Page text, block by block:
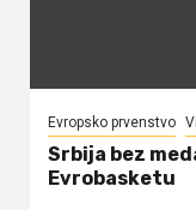
Evropsko prvenstvo
Srbija bez
Evrobasketu